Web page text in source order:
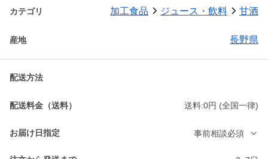
カテゴリ 加工食品 ジュース・飲料 甘酒
産地 長野県
配送方法
配送料金（送料） 送料:0円 (全国一律)
お届け日指定 事前相談必須